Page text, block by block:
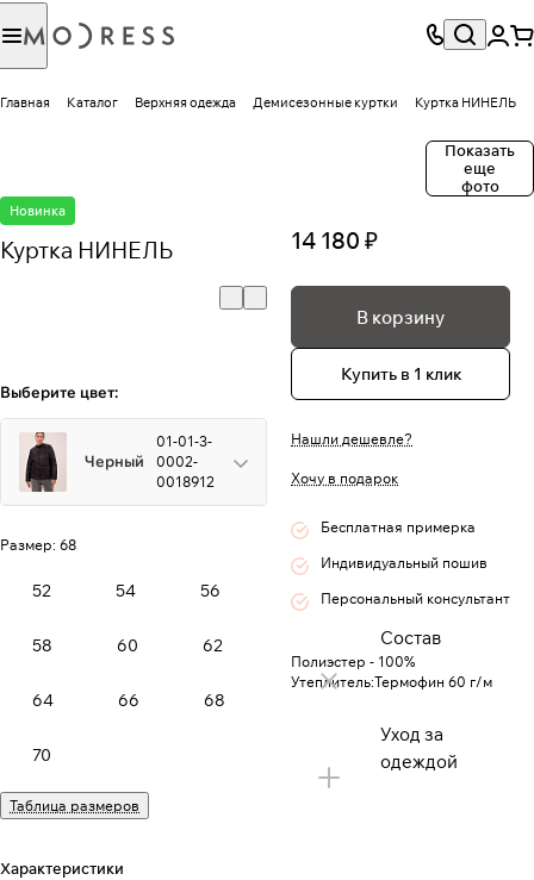
Главная Каталог Верхняя одежда Демисезонные куртки Куртка НИНЕЛЬ
Показать
еще
фото
Новинка
Куртка НИНЕЛЬ
Выберите цвет:
Черный
01-01-3-
0002-
0018912
Размер: 68
52 54 56
58 60 62
64 66 68
70
Таблица размеров
Характеристики
14 180 ₽
В корзину
Купить в 1 клик
Нашли дешевле?
Хочу в подарок
Бесплатная примерка
Индивидуальный пошив
Персональный консультант
Состав
Полиэстер - 100%
Утеплитель:Термофин 60 г/м
Уход за
одеждой